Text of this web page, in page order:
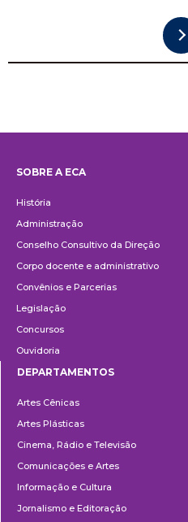
SOBRE A ECA
História
Administração
Conselho Consultivo da Direção
Corpo docente e administrativo
Convênios e Parcerias
Legislação
Concursos
Ouvidoria
DEPARTAMENTOS
Artes Cênicas
Artes Plásticas
Cinema, Rádio e Televisão
Comunicações e Artes
Informação e Cultura
Jornalismo e Editoração